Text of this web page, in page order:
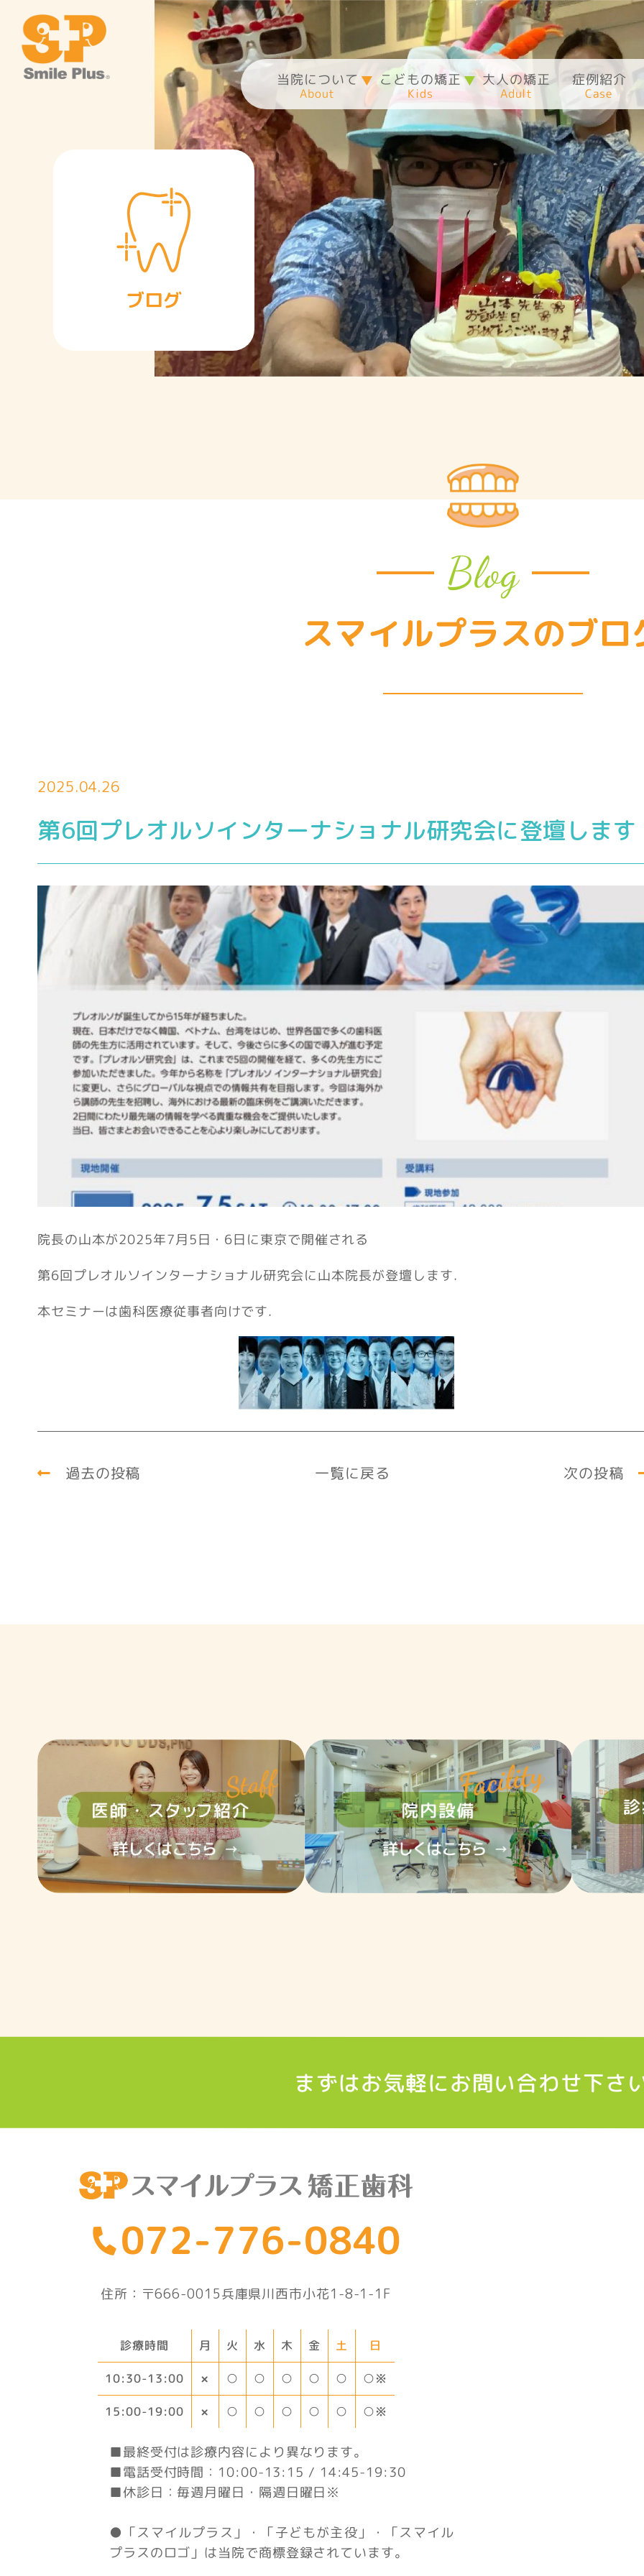
当院について こどもの矯正 大人の矯正 症例紹介
ブログ
Blog
スマイルプラスのブロ
2025.04.26
第6回プレオルソインターナショナル研究会に登壇します
院長の山本が2025年7月5日・6日に東京で開催される
第6回プレオルソインターナショナル研究会に山本院長が登壇します.
本セミナーは歯科医療従事者向けです.
過去の投稿 一覧に戻る 次の投稿
まずはお気軽にお問い合わせ下さ
072-776-0840
住所：〒666-0015兵庫県川西市小花1-8-1-1F
診療時間 月 火 水 木 金 土 日
10:30-13:00 × ○ ○ ○ ○ ○ ○※
15:00-19:00 × ○ ○ ○ ○ ○ ○※
■最終受付は診療内容により異なります。
■電話受付時間：10:00-13:15 / 14:45-19:30
■休診日：毎週月曜日・隔週日曜日※
●「スマイルプラス」・「子どもが主役」・「スマイル
プラスのロゴ」は当院で商標登録されています。